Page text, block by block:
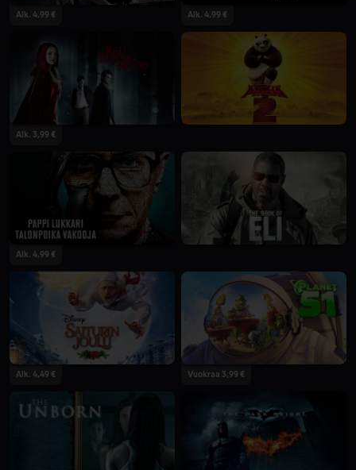
Alk. 4,99 € Alk. 4,99 €
Alk. 3,99 €
Alk. 4,99 €
Alk. 4,49 € Vuokraa 3,99 €